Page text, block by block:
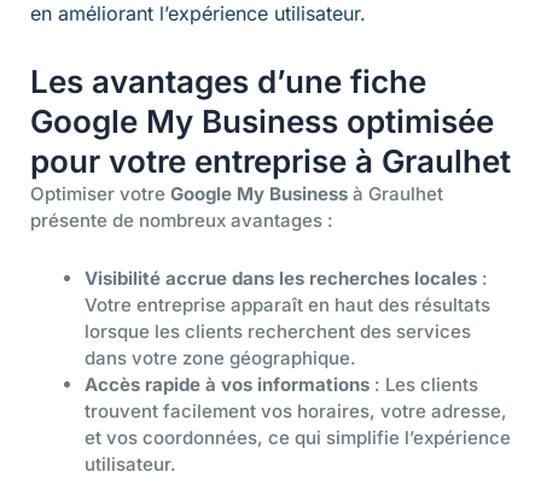
en améliorant l’expérience utilisateur.
Les avantages d’une fiche
Google My Business optimisée
pour votre entreprise à Graulhet
Optimiser votre Google My Business à Graulhet
présente de nombreux avantages :
Visibilité accrue dans les recherches locales :
Votre entreprise apparaît en haut des résultats
lorsque les clients recherchent des services
dans votre zone géographique.
Accès rapide à vos informations : Les clients
trouvent facilement vos horaires, votre adresse,
et vos coordonnées, ce qui simplifie l’expérience
utilisateur.